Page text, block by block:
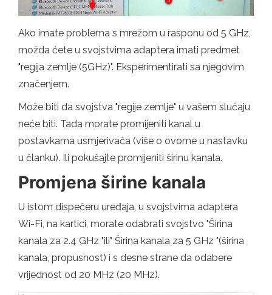
Ako imate problema s mrežom u rasponu od 5 GHz,
možda ćete u svojstvima adaptera imati predmet
"regija zemlje (5GHz)". Eksperimentirati sa njegovim
značenjem.
Može biti da svojstva "regije zemlje" u vašem slučaju
neće biti. Tada morate promijeniti kanal u
postavkama usmjerivača (više o ovome u nastavku
u članku). Ili pokušajte promijeniti širinu kanala.
Promjena širine kanala
U istom dispečeru uređaja, u svojstvima adaptera
Wi-Fi, na kartici, morate odabrati svojstvo "Širina
kanala za 2.4 GHz "ili" Širina kanala za 5 GHz "(širina
kanala, propusnost) i s desne strane da odabere
vrijednost od 20 MHz (20 MHz).